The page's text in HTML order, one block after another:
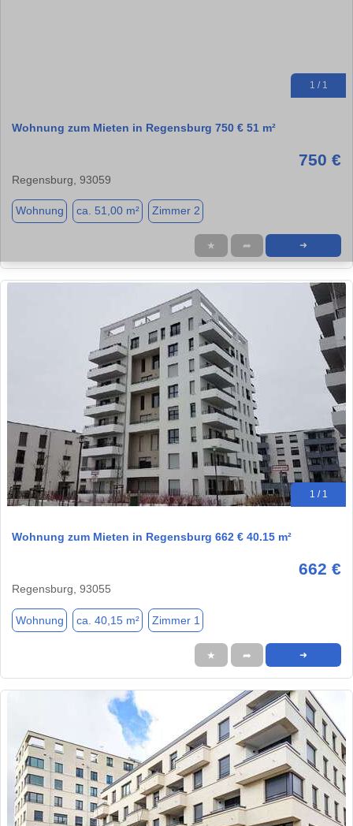
1 / 1
Wohnung zum Mieten in Regensburg 750 € 51 m²
750 €
Regensburg, 93059
Wohnung ca. 51,00 m² Zimmer 2
★ ➦ ➜
1 / 1
Wohnung zum Mieten in Regensburg 662 € 40.15 m²
662 €
Regensburg, 93055
Wohnung ca. 40,15 m² Zimmer 1
★ ➦ ➜